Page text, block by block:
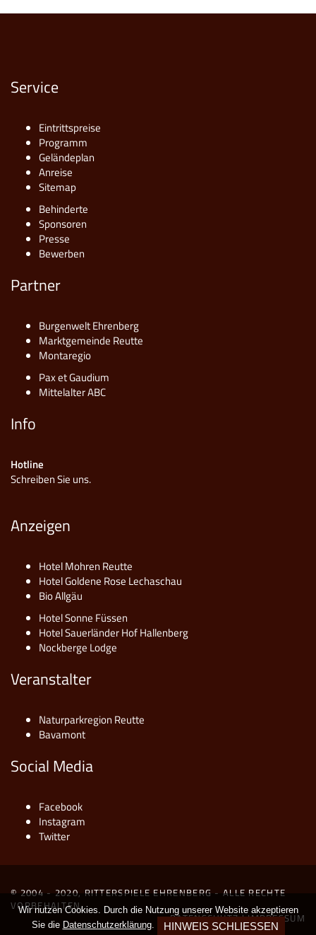
Service
Eintrittspreise
Programm
Geländeplan
Anreise
Sitemap
Behinderte
Sponsoren
Presse
Bewerben
Partner
Burgenwelt Ehrenberg
Marktgemeinde Reutte
Montaregio
Pax et Gaudium
Mittelalter ABC
Info
Hotline
Schreiben Sie uns.
Anzeigen
Hotel Mohren Reutte
Hotel Goldene Rose Lechaschau
Bio Allgäu
Hotel Sonne Füssen
Hotel Sauerländer Hof Hallenberg
Nockberge Lodge
Veranstalter
Naturparkregion Reutte
Bavamont
Social Media
Facebook
Instagram
Twitter
© 2004 - 2020, RITTERSPIELE EHRENBERG - ALLE RECHTE
VORBEHALTEN.
DATENSCHUTZ|IMPRESSUM
Wir nutzen Cookies. Durch die Nutzung unserer Website akzeptieren
Sie die Datenschutzerklärung. HINWEIS SCHLIESSEN